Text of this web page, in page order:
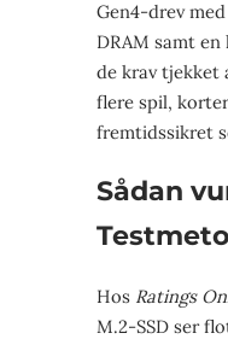
Gen4-drev
DRAM samt
de krav tjekket
flere spil,
fremtidssikret
Sådan
Hos Ratings
M.2-SSD ser